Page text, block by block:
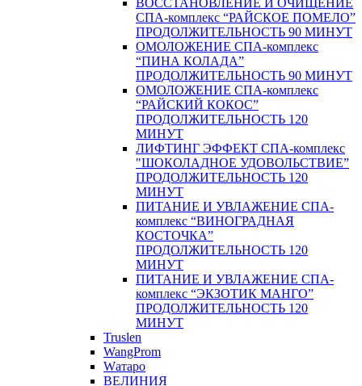
ВОССТАНОВЛЕНИЕ И ОЧИЩЕНИЕ
СПА-комплекс “РАЙСКОЕ ПОМЕЛО”
ПРОДОЛЖИТЕЛЬНОСТЬ 90 МИНУТ
ОМОЛОЖЕНИЕ СПА-комплекс
“ПИНА КОЛАДА”
ПРОДОЛЖИТЕЛЬНОСТЬ 90 МИНУТ
ОМОЛОЖЕНИЕ СПА-комплекс
“РАЙСКИЙ КОКОС”
ПРОДОЛЖИТЕЛЬНОСТЬ 120
МИНУТ
ЛИФТИНГ ЭФФЕКТ СПА-комплекс
"ШОКОЛАДНОЕ УДОВОЛЬСТВИЕ”
ПРОДОЛЖИТЕЛЬНОСТЬ 120
МИНУТ
ПИТАНИЕ И УВЛАЖЕНИЕ СПА-
комплекс “ВИНОГРАДНАЯ
КОСТОЧКА”
ПРОДОЛЖИТЕЛЬНОСТЬ 120
МИНУТ
ПИТАНИЕ И УВЛАЖЕНИЕ СПА-
комплекс “ЭКЗОТИК МАНГО”
ПРОДОЛЖИТЕЛЬНОСТЬ 120
МИНУТ
Truslen
WangProm
Wатаро
ВЕЛИНИЯ